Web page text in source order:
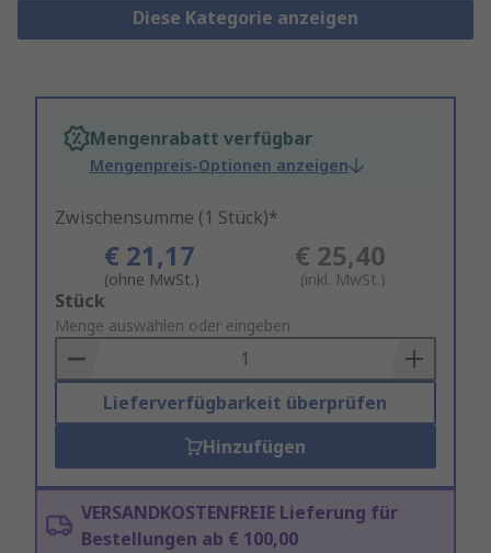
Diese Kategorie anzeigen
Mengenrabatt verfügbar
Mengenpreis-Optionen anzeigen
Zwischensumme (1 Stück)*
€ 21,17
(ohne MwSt.)
€ 25,40
(inkl. MwSt.)
Add
to
Basket
Stück
Menge auswählen oder eingeben
Lieferverfügbarkeit überprüfen
Hinzufügen
VERSANDKOSTENFREIE Lieferung für
Bestellungen ab € 100,00